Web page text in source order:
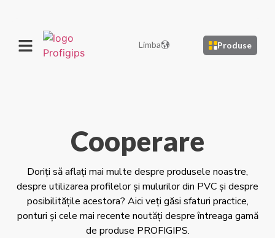
Limba Produse
Cooperare
Doriți să aflați mai multe despre produsele noastre,
despre utilizarea profilelor și mulurilor din PVC și despre
posibilitățile acestora? Aici veți găsi sfaturi practice,
ponturi și cele mai recente noutăți despre întreaga gamă
de produse PROFIGIPS.